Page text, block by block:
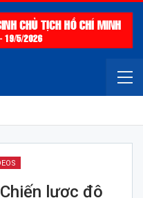
lược đô